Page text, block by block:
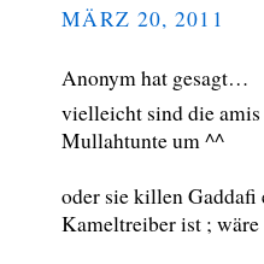
MÄRZ 20, 2011
Anonym hat gesagt…
vielleicht sind die
Mullahtunte um ^^
oder sie killen
Kameltreiber ist ;